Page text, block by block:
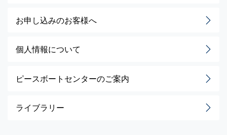
お申し込みのお客様へ
個人情報について
ピースボートセンターのご案内
ライブラリー